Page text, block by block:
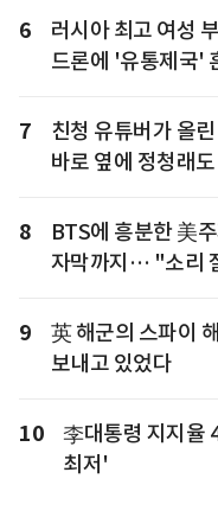
6
러시아 최고 여성
드론에 '유통제국'
7
친청 유튜버가 올
바로 옆에 정청래
8
BTS에 흥분한 美
자막까지… "소리
9
英 해군의 스파이
보내고 있었다
10
李대통령 지지율
최저'